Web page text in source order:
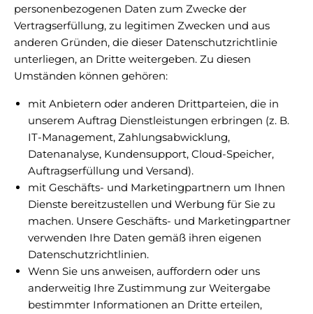
personenbezogenen Daten zum Zwecke der
Vertragserfüllung, zu legitimen Zwecken und aus
anderen Gründen, die dieser Datenschutzrichtlinie
unterliegen, an Dritte weitergeben. Zu diesen
Umständen können gehören:
mit Anbietern oder anderen Drittparteien, die in
unserem Auftrag Dienstleistungen erbringen (z. B.
IT-Management, Zahlungsabwicklung,
Datenanalyse, Kundensupport, Cloud-Speicher,
Auftragserfüllung und Versand).
mit Geschäfts- und Marketingpartnern um Ihnen
Dienste bereitzustellen und Werbung für Sie zu
machen. Unsere Geschäfts- und Marketingpartner
verwenden Ihre Daten gemäß ihren eigenen
Datenschutzrichtlinien.
Wenn Sie uns anweisen, auffordern oder uns
anderweitig Ihre Zustimmung zur Weitergabe
bestimmter Informationen an Dritte erteilen,